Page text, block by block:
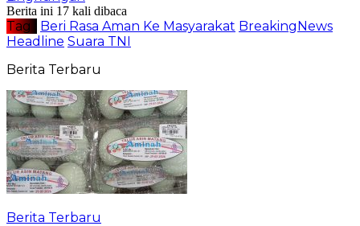
Berita ini 17 kali dibaca
Tag : Beri Rasa Aman Ke Masyarakat BreakingNews
Headline Suara TNI
Berita Terbaru
Berita Terbaru